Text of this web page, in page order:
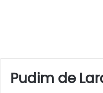
Pudim de